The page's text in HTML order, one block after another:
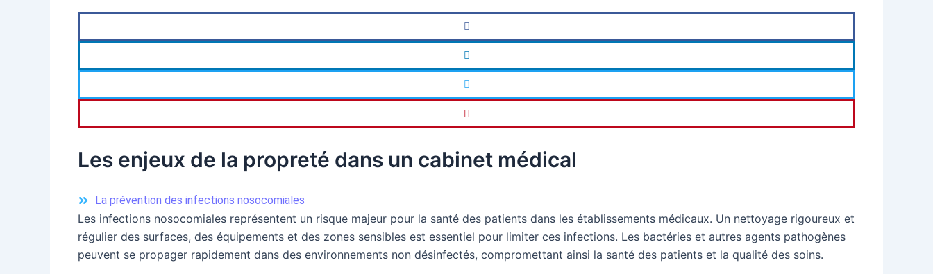
Les enjeux de la propreté dans un cabinet médical
La prévention des infections nosocomiales
Les infections nosocomiales représentent un risque majeur pour la santé des patients dans les établissements médicaux. Un nettoyage rigoureux et
régulier des surfaces, des équipements et des zones sensibles est essentiel pour limiter ces infections. Les bactéries et autres agents pathogènes
peuvent se propager rapidement dans des environnements non désinfectés, compromettant ainsi la santé des patients et la qualité des soins.